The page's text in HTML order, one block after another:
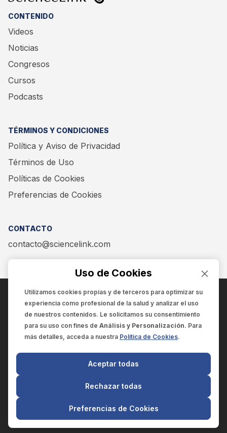
CONTENIDO
Videos
Noticias
Congresos
Cursos
Podcasts
TÉRMINOS Y CONDICIONES
Política y Aviso de Privacidad
Términos de Uso
Políticas de Cookies
Preferencias de Cookies
CONTACTO
contacto@sciencelink.com
ENCUÉNTRANOS EN:
SCIENCELINK
SCILINK COMUNICACIÓN CIENTÍFICA SC
El contenido y la información de este sitio web es exclusivo
para profesionales de la salud.
Uso de Cookies
Utilizamos cookies propias y de terceros para optimizar su
experiencia como profesional de la salud y analizar el uso
de nuestros contenidos. Le solicitamos su consentimiento
para su uso con fines de Análisis y Personalización. Para
más detalles, acceda a nuestra Política de Cookies.
Preferencias de Cookies
Rechazar todas
Aceptar todas